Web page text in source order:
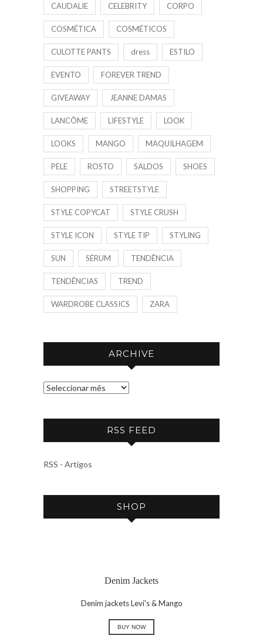
CAUDALIE CELEBRITY CORPO
COSMÉTICA COSMÉTICOS
CULOTTE PANTS dress ESTILO
EVENTO FOREVER TREND
GIVEAWAY JEANNE DAMAS
LANCÔME LIFESTYLE LOOK
LOOKS MANGO MAQUILHAGEM
PELE ROSTO SALDOS SHOES
SHOPPING STREETSTYLE
STYLE COPYCAT STYLE CRUSH
STYLE ICON STYLE TIP STYLING
SUN SÉRUM TENDÊNCIA
TENDÊNCIAS TREND
WARDROBE CLASSICS ZARA
ARCHIVE
A
C
V
RSS FEED
RSS - Artigos
SHOP
Denim Jackets
Denim jackets Levi's & Mango
BUY NOW